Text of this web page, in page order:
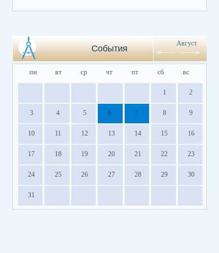
События
Август
пн вт ср чт пт сб вс
1 2
3 4 5 6 7 8 9
10 11 12 13 14 15 16
17 18 19 20 21 22 23
24 25 26 27 28 29 30
31